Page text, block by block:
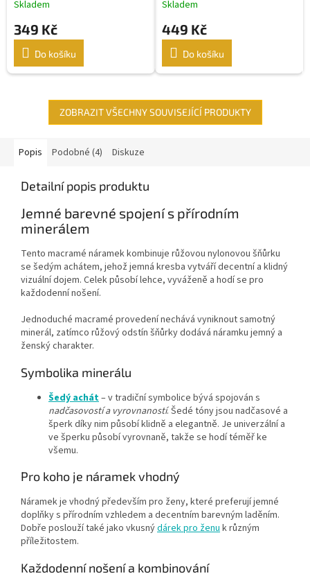
Skladem
349 Kč
Do košíku
Skladem
449 Kč
Do košíku
ZOBRAZIT VŠECHNY SOUVISEJÍCÍ PRODUKTY
Popis Podobné (4) Diskuze
Detailní popis produktu
Jemné barevné spojení s přírodním
minerálem
Tento macramé náramek kombinuje růžovou nylonovou šňůrku
se šedým achátem, jehož jemná kresba vytváří decentní a klidný
vizuální dojem. Celek působí lehce, vyváženě a hodí se pro
každodenní nošení.
Jednoduché macramé provedení nechává vyniknout samotný
minerál, zatímco růžový odstín šňůrky dodává náramku jemný a
ženský charakter.
Symbolika minerálu
Šedý achát– v tradiční symbolice bývá spojován s
nadčasovostí a vyrovnaností. Šedé tóny jsou nadčasové a
šperk díky nim působí klidně a elegantně. Je univerzální a
ve šperku působí vyrovnaně, takže se hodí téměř ke
všemu.
Pro koho je náramek vhodný
Náramek je vhodný především pro ženy, které preferují jemné
doplňky s přírodním vzhledem a decentním barevným laděním.
Dobře poslouží také jako vkusnýdárek pro ženu k různým
příležitostem.
Každodenní nošení a kombinování